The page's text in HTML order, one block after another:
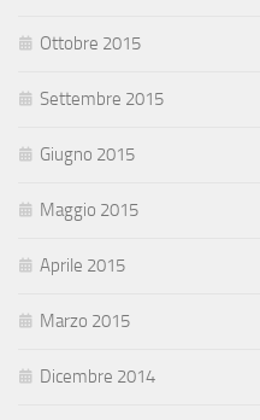
Ottobre 2015
Settembre 2015
Giugno 2015
Maggio 2015
Aprile 2015
Marzo 2015
Dicembre 2014